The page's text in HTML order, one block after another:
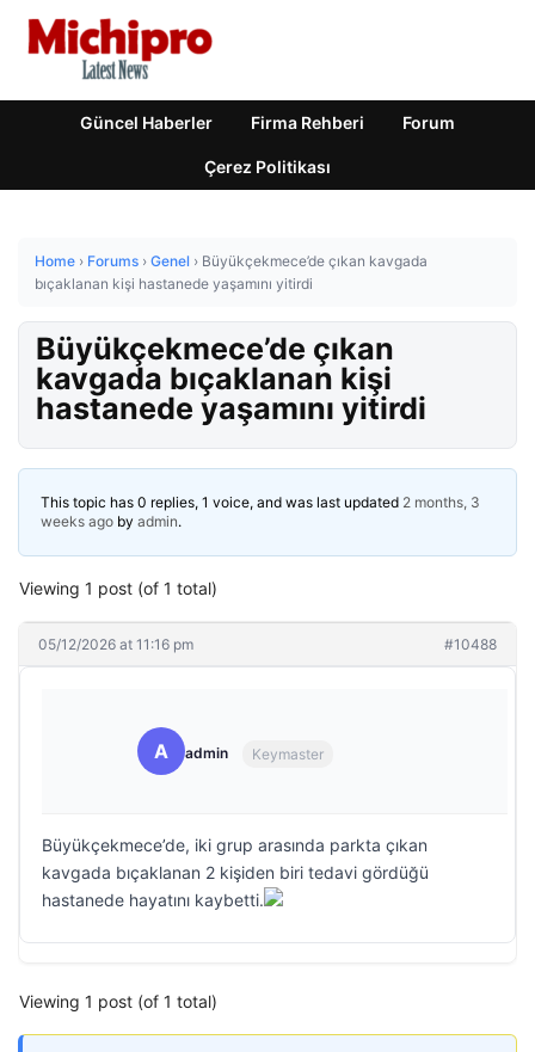
Güncel Haberler Firma Rehberi Forum
Çerez Politikası
Home › Forums › Genel › Büyükçekmece’de çıkan kavgada
bıçaklanan kişi hastanede yaşamını yitirdi
Büyükçekmece’de çıkan
kavgada bıçaklanan kişi
hastanede yaşamını yitirdi
This topic has 0 replies, 1 voice, and was last updated 2 months, 3
weeks ago by admin.
Viewing 1 post (of 1 total)
05/12/2026 at 11:16 pm #10488
A admin Keymaster
Büyükçekmece’de, iki grup arasında parkta çıkan
kavgada bıçaklanan 2 kişiden biri tedavi gördüğü
hastanede hayatını kaybetti.
Viewing 1 post (of 1 total)